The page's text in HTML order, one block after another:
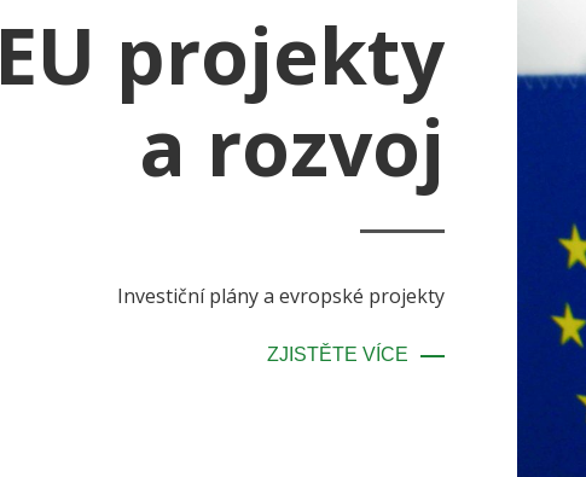
EU projekty
a rozvoj
Investiční plány a evropské projekty
ZJISTĚTE VÍCE